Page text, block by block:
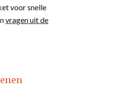
voor snelle
vragen uit de